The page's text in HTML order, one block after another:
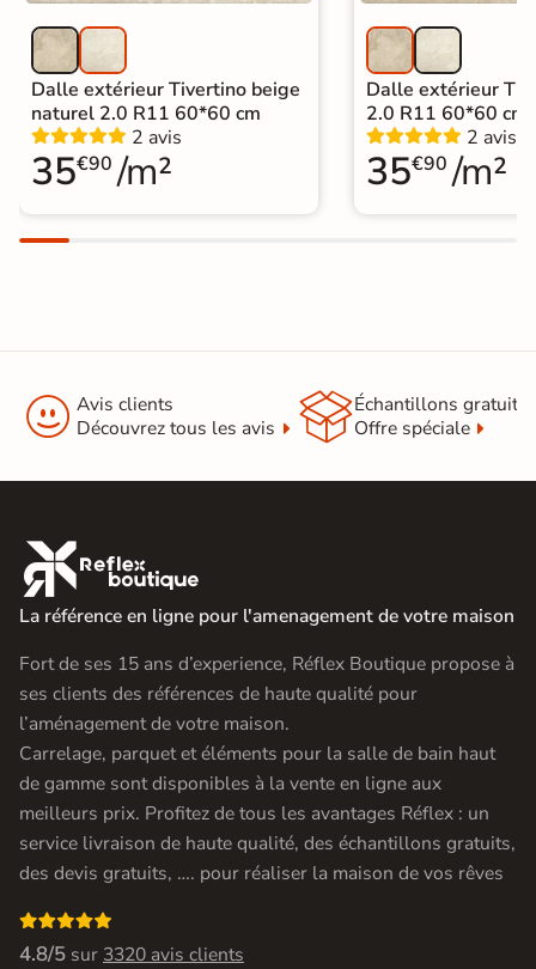
Dalle extérieur Tivertino beige
naturel 2.0 R11 60*60 cm
2 avis
35€90 /m²
Dalle extérieur
2.0 R11 60*60 cm
2 avis
35€90 /m²
 Avis clients
Découvrez tous les avis
Échantillons gratuit
Offre spéciale

La référence en ligne pour l'amenagement de votre maison
Fort de ses 15 ans d’experience, Réflex Boutique propose à
ses clients des références de haute qualité pour
l’aménagement de votre maison.
Carrelage, parquet et éléments pour la salle de bain haut
de gamme sont disponibles à la vente en ligne aux
meilleurs prix. Profitez de tous les avantages Réflex : un
service livraison de haute qualité, des échantillons gratuits,
des devis gratuits, …. pour réaliser la maison de vos rêves

4.8/5 sur 3320 avis clients